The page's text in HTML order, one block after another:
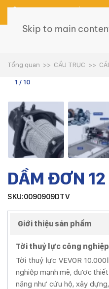
Skip to main
Tổng quan CẨU TRỤC
1 / 10
DẦM ĐƠN 12
SKU:0090909DTV
Giới thiệu sản phẩm
Tời thuỷ lực công nghiệp
Tời thuỷ lực VEVOR
nghiệp mạnh mẽ, được
nặng như cứu hộ, xây